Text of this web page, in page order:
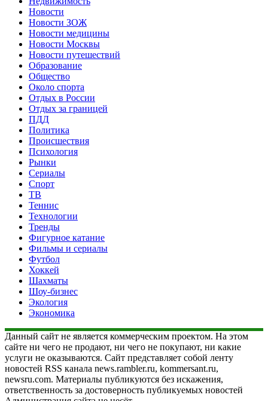
Новости
Новости ЗОЖ
Новости медицины
Новости Москвы
Новости путешествий
Образование
Общество
Около спорта
Отдых в России
Отдых за границей
ПДД
Политика
Происшествия
Психология
Рынки
Сериалы
Спорт
ТВ
Теннис
Технологии
Тренды
Фигурное катание
Фильмы и сериалы
Футбол
Хоккей
Шахматы
Шоу-бизнес
Экология
Экономика
Данный сайт не является коммерческим проектом. На этом
сайте ни чего не продают, ни чего не покупают, ни какие
услуги не оказываются. Сайт представляет собой ленту
новостей RSS канала news.rambler.ru, kommersant.ru,
newsru.com. Материалы публикуются без искажения,
ответственность за достоверность публикуемых новостей